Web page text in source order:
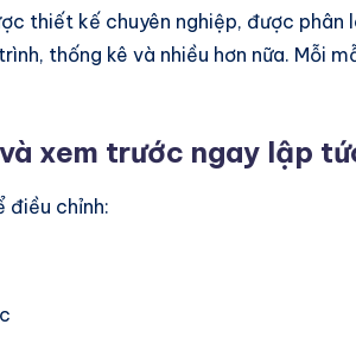
thiết kế chuyên nghiệp, được phân
thống kê và nhiều hơn nữa. Mỗi
xem trước ngay lập
điều chỉnh: